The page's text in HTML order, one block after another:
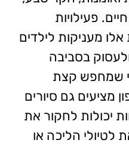
פעילויות
אלו מעניקות לילדים
בסביבה
שמחפש קצת
מציעים גם סיורים
יכולות לחקור את
לטיולי הליכה או